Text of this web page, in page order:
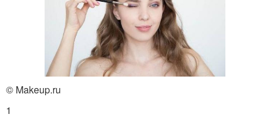
© Makeup.ru
1